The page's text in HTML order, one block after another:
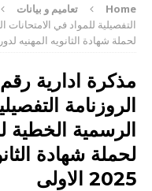
Home تعاميم و بيانات
التفصيلية للمواد في الامتحانات
لحملة شهادة الثانويه المهنيه لدورة عام
الروزنامة
الرسمية الخطية
لحملة شهادة
2025 الاولى